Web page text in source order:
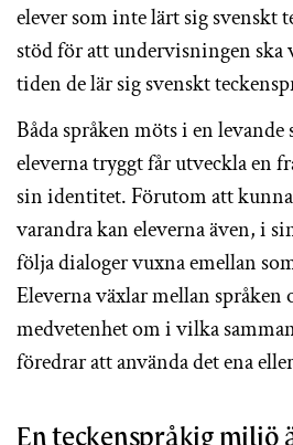
elever som inte lärt sig svenskt
stöd för att undervisningen
tiden de lär sig svenskt
Båda språken möts i en
eleverna tryggt får utveckla en
sin identitet. Förutom att
varandra kan eleverna även, i
följa dialoger vuxna emellan
Eleverna växlar mellan språken
medvetenhet om i vilka
föredrar att använda det ena
En teckenspråkig miljö